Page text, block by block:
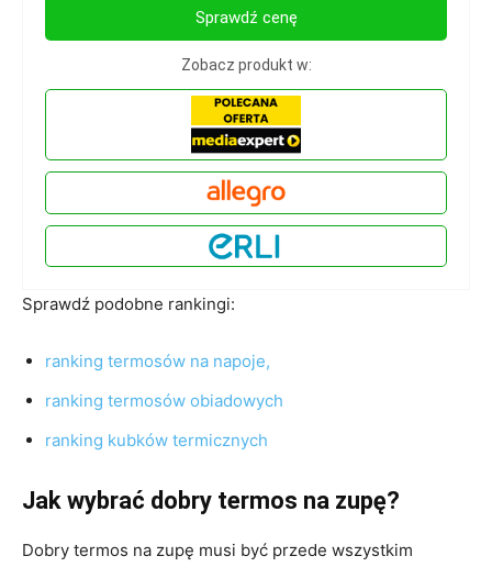
Sprawdź cenę
Zobacz produkt w:
Sprawdź podobne rankingi:
ranking termosów na napoje,
ranking termosów obiadowych
ranking kubków termicznych
Jak wybrać dobry termos na zupę?
Dobry termos na zupę musi być przede wszystkim